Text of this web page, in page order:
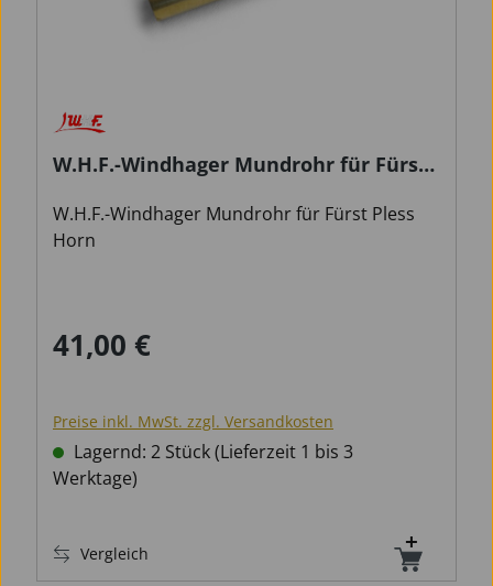
W.H.F.-Windhager Mundrohr für Fürst
W.H.F.-Windhager Mundrohr für Fürst Pless
Horn
Regulärer Preis:
41,00 €
Preise inkl. MwSt. zzgl. Versandkosten
Lagernd: 2 Stück (Lieferzeit 1 bis 3
Werktage)
Vergleich